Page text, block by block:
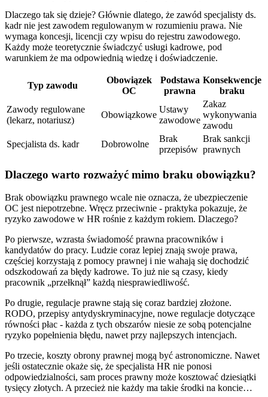
Dlaczego tak się dzieje? Głównie dlatego, że zawód specjalisty ds.
kadr nie jest zawodem regulowanym w rozumieniu prawa. Nie
wymaga koncesji, licencji czy wpisu do rejestru zawodowego.
Każdy może teoretycznie świadczyć usługi kadrowe, pod
warunkiem że ma odpowiednią wiedzę i doświadczenie.
Typ zawodu
Obowiązek
OC
Podstawa
prawna
Konsekwencje
braku
Zawody regulowane
(lekarz, notariusz)
Obowiązkowe
Ustawy
zawodowe
Zakaz
wykonywania
zawodu
Specjalista ds. kadr
Dobrowolne
Brak
przepisów
Brak sankcji
prawnych
Dlaczego warto rozważyć mimo braku obowiązku?
Brak obowiązku prawnego wcale nie oznacza, że ubezpieczenie
OC jest niepotrzebne. Wręcz przeciwnie - praktyka pokazuje, że
ryzyko zawodowe w HR rośnie z każdym rokiem. Dlaczego?
Po pierwsze, wzrasta świadomość prawna pracowników i
kandydatów do pracy. Ludzie coraz lepiej znają swoje prawa,
częściej korzystają z pomocy prawnej i nie wahają się dochodzić
odszkodowań za błędy kadrowe. To już nie są czasy, kiedy
pracownik „przełknął” każdą niesprawiedliwość.
Po drugie, regulacje prawne stają się coraz bardziej złożone.
RODO, przepisy antydyskryminacyjne, nowe regulacje dotyczące
równości płac - każda z tych obszarów niesie ze sobą potencjalne
ryzyko popełnienia błędu, nawet przy najlepszych intencjach.
Po trzecie, koszty obrony prawnej mogą być astronomiczne. Nawet
jeśli ostatecznie okaże się, że specjalista HR nie ponosi
odpowiedzialności, sam proces prawny może kosztować dziesiątki
tysięcy złotych. A przecież nie każdy ma takie środki na koncie…